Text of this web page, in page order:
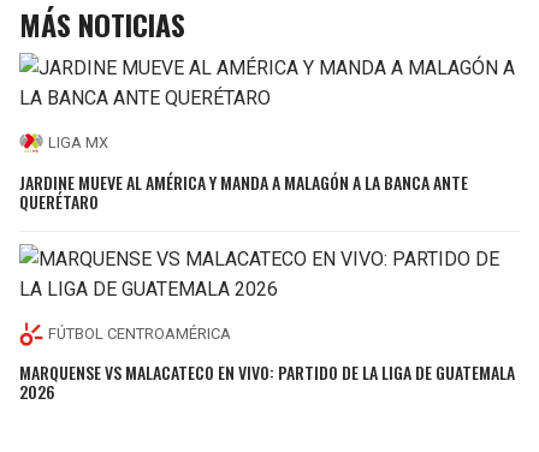
MÁS NOTICIAS
LIGA MX
JARDINE MUEVE AL AMÉRICA Y MANDA A MALAGÓN A LA BANCA ANTE
QUERÉTARO
FÚTBOL CENTROAMÉRICA
MARQUENSE VS MALACATECO EN VIVO: PARTIDO DE LA LIGA DE GUATEMALA
2026